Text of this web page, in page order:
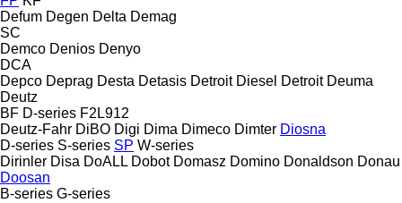
Defum Degen Delta Demag
SC
Demco Denios Denyo
DCA
Depco Deprag Desta Detasis Detroit Diesel Detroit Deuma
Deutz
BF D-series F2L912
Deutz-Fahr DiBO Digi Dima Dimeco Dimter Diosna
D-series S-series SP W-series
Dirinler Disa DoALL Dobot Domasz Domino Donaldson Donau
Doosan
B-series G-series